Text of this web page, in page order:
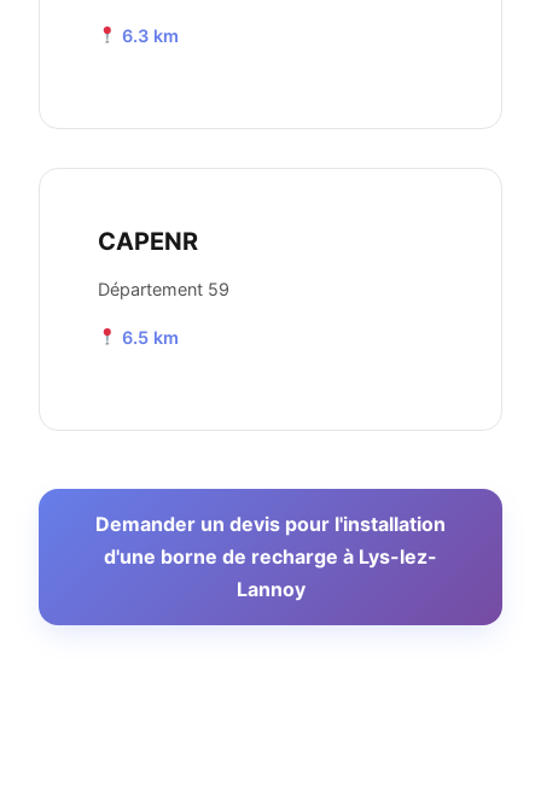
6.3 km
CAPENR
Département 59
6.5 km
Demander un devis pour l'installation
d'une borne de recharge à Lys-lez-
Lannoy